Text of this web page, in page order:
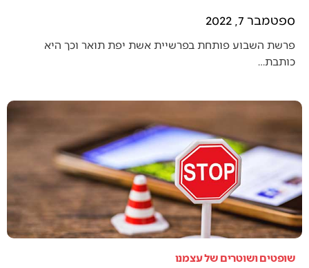
ספטמבר 7, 2022
פרשת השבוע פותחת בפרשיית אשת יפת תואר וכך היא
כותבת…
שופטים ושוטרים של עצמנו